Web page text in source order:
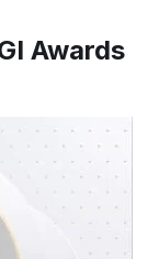
Awards